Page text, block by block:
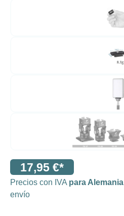
17,95 €*
Precios con IVA para Alemania
envío